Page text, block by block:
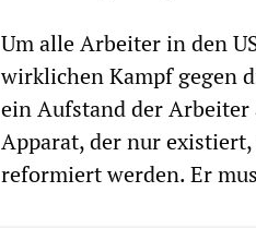
Um alle Arbeiter in den
wirklichen Kampf gegen
ein Aufstand der Arbeiter
Apparat, der nur
reformiert werden. Er